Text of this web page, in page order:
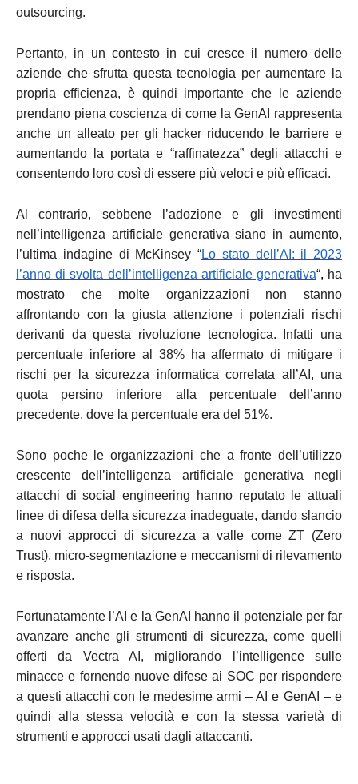
outsourcing.
Pertanto, in un contesto in cui cresce il numero delle
aziende che sfrutta questa tecnologia per aumentare la
propria efficienza, è quindi importante che le aziende
prendano piena coscienza di come la GenAI rappresenta
anche un alleato per gli hacker riducendo le barriere e
aumentando la portata e “raffinatezza” degli attacchi e
consentendo loro così di essere più veloci e più efficaci.
Al contrario, sebbene l’adozione e gli investimenti
nell’intelligenza artificiale generativa siano in aumento,
l’ultima indagine di McKinsey “Lo stato dell’AI: il 2023
l’anno di svolta dell’intelligenza artificiale generativa“, ha
mostrato che molte organizzazioni non stanno
affrontando con la giusta attenzione i potenziali rischi
derivanti da questa rivoluzione tecnologica. Infatti una
percentuale inferiore al 38% ha affermato di mitigare i
rischi per la sicurezza informatica correlata all’AI, una
quota persino inferiore alla percentuale dell’anno
precedente, dove la percentuale era del 51%.
Sono poche le organizzazioni che a fronte dell’utilizzo
crescente dell’intelligenza artificiale generativa negli
attacchi di social engineering hanno reputato le attuali
linee di difesa della sicurezza inadeguate, dando slancio
a nuovi approcci di sicurezza a valle come ZT (Zero
Trust), micro-segmentazione e meccanismi di rilevamento
e risposta.
Fortunatamente l’AI e la GenAI hanno il potenziale per far
avanzare anche gli strumenti di sicurezza, come quelli
offerti da Vectra AI, migliorando l’intelligence sulle
minacce e fornendo nuove difese ai SOC per rispondere
a questi attacchi con le medesime armi – AI e GenAI – e
quindi alla stessa velocità e con la stessa varietà di
strumenti e approcci usati dagli attaccanti.